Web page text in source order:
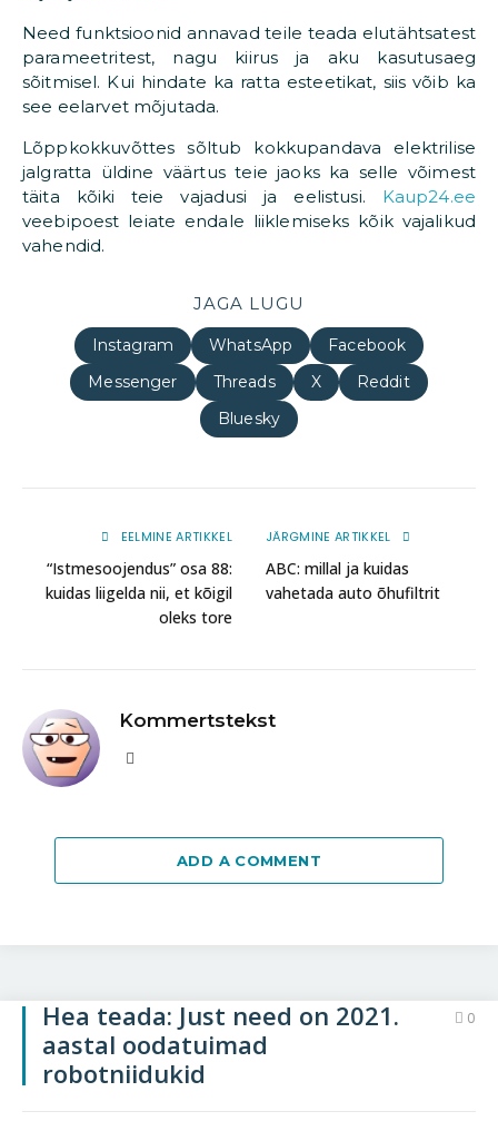
Need funktsioonid annavad teile teada elutähtsatest
parameetritest, nagu kiirus ja aku kasutusaeg
sõitmisel. Kui hindate ka ratta esteetikat, siis võib ka
see eelarvet mõjutada.
Lõppkokkuvõttes sõltub kokkupandava elektrilise
jalgratta üldine väärtus teie jaoks ka selle võimest
täita kõiki teie vajadusi ja eelistusi. Kaup24.ee
veebipoest leiate endale liiklemiseks kõik vajalikud
vahendid.
JAGA LUGU
Instagram WhatsApp
Facebook
Messenger
Threads X
Reddit
Bluesky
EELMINE ARTIKKEL
“Istmesoojendus” osa 88:
kuidas liigelda nii, et kõigil
oleks tore
JÄRGMINE ARTIKKEL
ABC: millal ja kuidas
vahetada auto õhufiltrit
Kommertstekst
ADD A COMMENT
Hea teada: Just need on 2021.
aastal oodatuimad
robotniidukid
0